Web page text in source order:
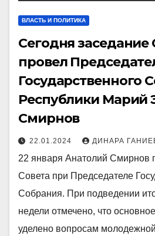
ВЛАСТЬ И ПОЛИТИКА
Сегодня заседание
провел
Государственного
Республики Марий
Смирнов
22.01.2024 ДИНАРА
22 января Анатолий Смирнов
Совета при Председателе
Собрания. При подведении
недели отмечено, что
уделено вопросам